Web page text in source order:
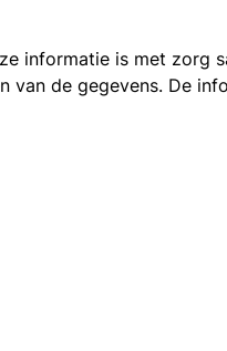
informatie is met zorg
de gegevens. De